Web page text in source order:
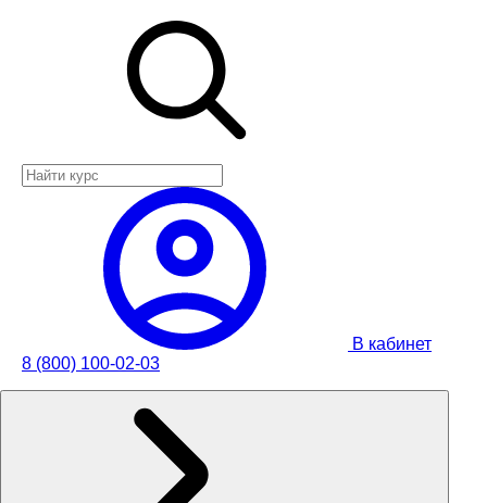
В кабинет
8 (800) 100-02-03